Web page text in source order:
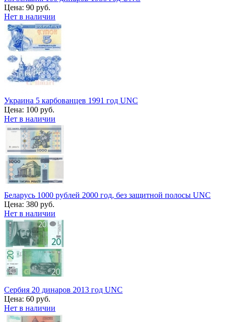
Цена: 90 руб.
Нет в наличии
Украина 5 карбованцев 1991 год UNC
Цена: 100 руб.
Нет в наличии
Беларусь 1000 рублей 2000 год, без защитной полосы UNC
Цена: 380 руб.
Нет в наличии
Сербия 20 динаров 2013 год UNC
Цена: 60 руб.
Нет в наличии